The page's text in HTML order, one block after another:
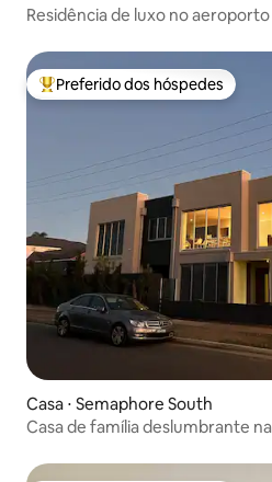
Residência de luxo no aeroporto
Entre os melhores preferidos
Preferido dos hóspedes
Casa ⋅ Semaphore South
Casa de família deslumbrante